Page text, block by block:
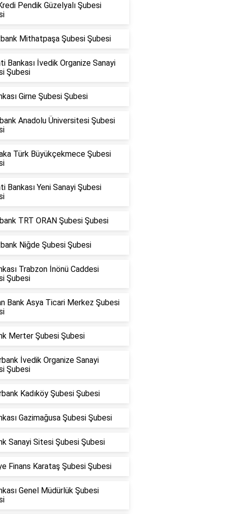
Pendik Güzelyalı Şubesi
Mithatpaşa Şubesi Şubesi
Bankası İvedik Organize Sanayi
Şubesi
Girne Şubesi Şubesi
Anadolu Üniversitesi Şubesi
Türk Büyükçekmece Şubesi
Bankası Yeni Sanayi Şubesi
TRT ORAN Şubesi Şubesi
Niğde Şubesi Şubesi
Trabzon İnönü Caddesi
Şubesi
Bank Asya Ticari Merkez Şubesi
Merter Şubesi Şubesi
İvedik Organize Sanayi
Şubesi
Kadıköy Şubesi Şubesi
Gazimağusa Şubesi Şubesi
Sanayi Sitesi Şubesi Şubesi
Finans Karataş Şubesi Şubesi
Genel Müdürlük Şubesi